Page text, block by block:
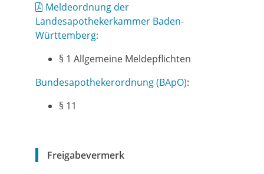
Meldeordnung der
Landesapothekerkammer Baden-
Württemberg:
§ 1 Allgemeine Meldepflichten
Bundesapothekerordnung (BApO):
§ 11
Freigabevermerk